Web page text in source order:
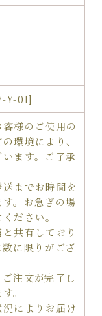
Y-01]
様のご使用の
環境により、
ます。ご了承
までお時間を
。お急ぎの場
ださい。
共有しており
に限りがござ
注文が完了し
。
によりお届け